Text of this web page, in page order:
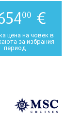
00 €
цена на човек в
за избрания
период